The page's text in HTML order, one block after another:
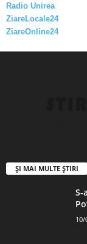
Radio Unirea
ZiareLocale24
ZiareOnline24
ȘI MAI MULTE ȘTIRI
S-
10/